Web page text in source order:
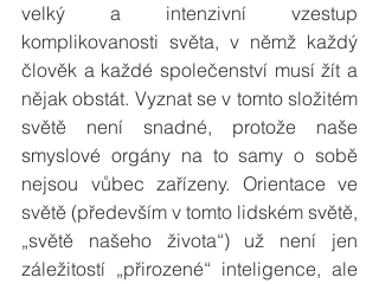
velký a intenzivní vzestup
komplikovanosti světa, v němž každý
člověk a každé společenství musí žít a
nějak obstát. Vyznat se v tomto složitém
světě není snadné, protože naše
smyslové orgány na to samy o sobě
nejsou vůbec zařízeny. Orientace ve
světě (především v tomto lidském světě,
„světě našeho života“) už není jen
záležitostí „přirozené“ inteligence, ale